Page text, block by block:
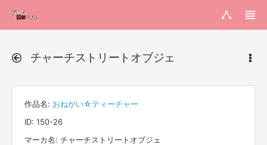
チャーチストリートオブジェ
作品名: おねがい☆ティーチャー
ID: 150-26
マーカ名: チャーチストリートオブジェ